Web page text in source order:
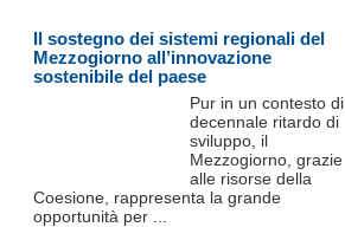
Il sostegno dei sistemi regionali del
Mezzogiorno all’innovazione
sostenibile del paese
Pur in un contesto di
decennale ritardo di
sviluppo, il
Mezzogiorno, grazie
alle risorse della
Coesione, rappresenta la grande
opportunità per ...